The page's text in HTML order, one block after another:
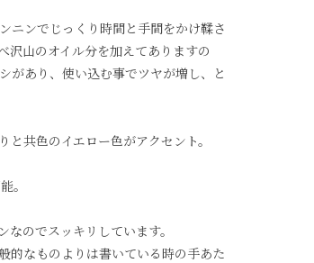
ニンでじっくり時間と手間をかけ鞣さ
沢山のオイル分を加えてありますの
があり、使い込む事でツヤが増し、と
共色のイエロー色がアクセント。
。
のでスッキリしています。
的なものよりは書いている時の手あた